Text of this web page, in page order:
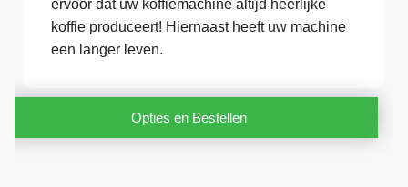
ervoor dat uw koffiemachine altijd heerlijke
koffie produceert! Hiernaast heeft uw machine
een langer leven.
Opties en Bestellen